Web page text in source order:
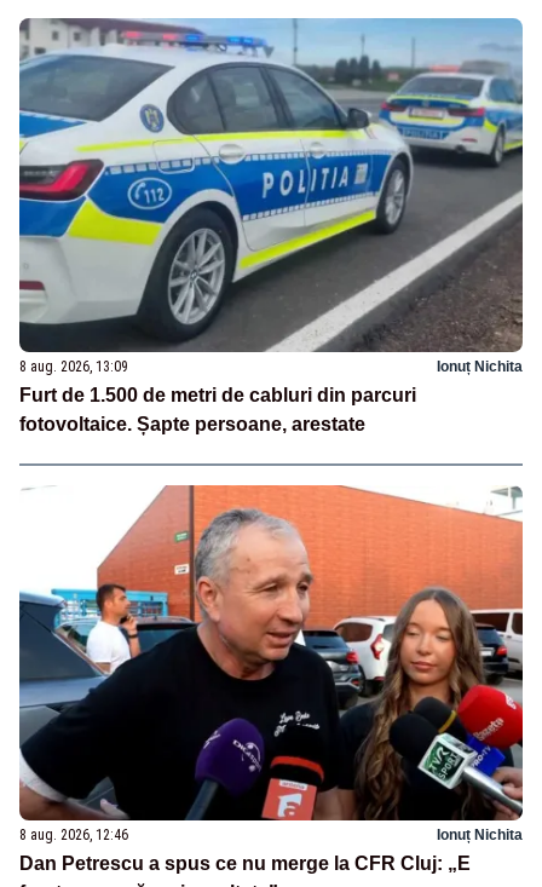
8 aug. 2026, 13:09 Ionuț Nichita
Furt de 1.500 de metri de cabluri din parcuri
fotovoltaice. Șapte persoane, arestate
8 aug. 2026, 12:46 Ionuț Nichita
Dan Petrescu a spus ce nu merge la CFR Cluj: „E